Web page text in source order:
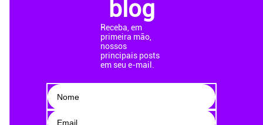
blog
Receba, em
primeira mão,
nossos
principais posts
em seu e-mail.